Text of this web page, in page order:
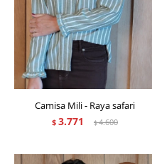
Camisa Mili - Raya safari
$ 3.771 $4.600